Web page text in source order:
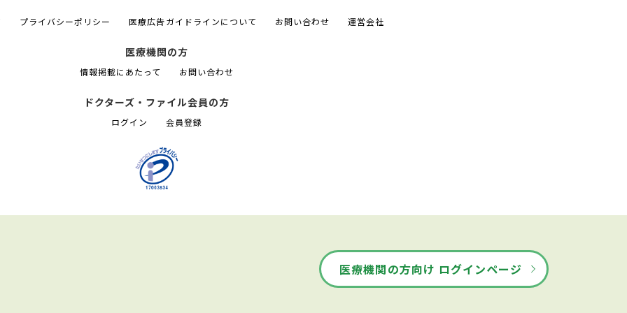
プライバシーポリシー 医療広告ガイドラインについて お問い合わせ 運営会社
医療機関の方
情報掲載にあたって お問い合わせ
ドクターズ・ファイル会員の方
ログイン 会員登録
医療機関の方向け ログインページ